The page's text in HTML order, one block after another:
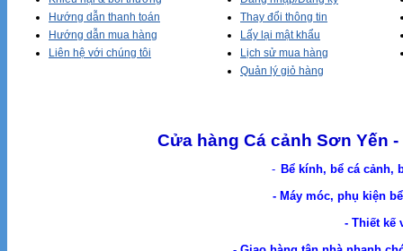
Hướng dẫn thanh toán
Hướng dẫn mua hàng
Liên hệ với chúng tôi
Thay đổi thông tin
Lấy lại mật khẩu
Lịch sử mua hàng
Quản lý giỏ hàng
Cửa hàng Cá cảnh Sơn Yến
- Bể kính, bể cá cảnh,
- Máy móc, phụ kiện
- Thiết kế